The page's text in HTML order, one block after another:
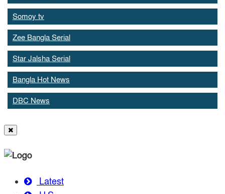
Somoy tv
Zee Bangla Serial
Star Jalsha Serial
Bangla Hot News
DBC News
Latest